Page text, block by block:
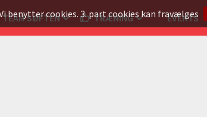
benytter cookies. 3. part cookies kan fravælges
TEAM SØFTEN TRÆNING EVENTS